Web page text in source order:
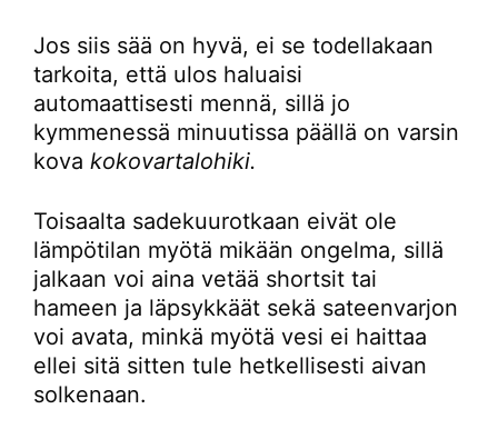
Jos siis sää on hyvä, ei se todellakaan
tarkoita, että ulos haluaisi
automaattisesti mennä, sillä jo
kymmenessä minuutissa päällä on varsin
kova kokovartalohiki.
Toisaalta sadekuurotkaan eivät ole
lämpötilan myötä mikään ongelma, sillä
jalkaan voi aina vetää shortsit tai
hameen ja läpsykkäät sekä sateenvarjon
voi avata, minkä myötä vesi ei haittaa
ellei sitä sitten tule hetkellisesti aivan
solkenaan.